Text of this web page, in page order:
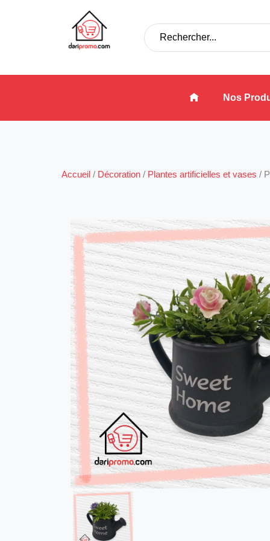
Nos
Accueil / Décoration / Plantes artificielles et vases /